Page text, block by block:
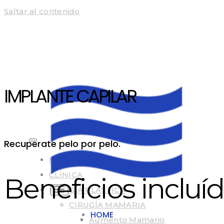
Saltar al contenido
HOME
CLÍNICA
CIRUGÍA PLÁSTICA
CIRUGÍA MAMARIA
Aumento Mamario
HOME
IMPLANTE CAPILAR
Recuperate pelo por pelo.
Beneficios